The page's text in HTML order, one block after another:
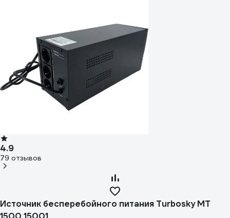
4.9
79 отзывов
Источник бесперебойного питания Turbosky MT